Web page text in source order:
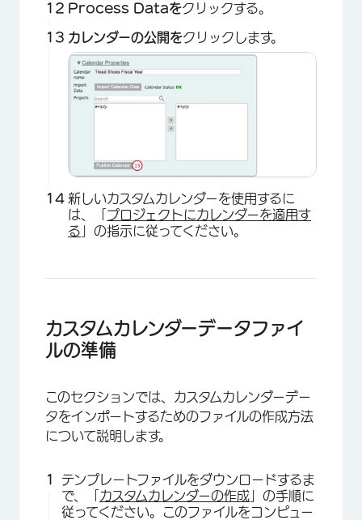
Process Dataをクリックする。
カレンダーの公開をクリックします。
新しいカスタムカレンダーを使用するに
は、「 プロジェクトにカレンダーを適用す
る 」の指示に従ってください。
カスタムカレンダーデータファイ
ルの準備
このセクションでは、カスタムカレンダーデー
タをインポートするためのファイルの作成方法
について説明します。
テンプレートファイルをダウンロードするま
で、「 カスタムカレンダーの作成 」の手順に
従ってください。このファイルをコンピュー